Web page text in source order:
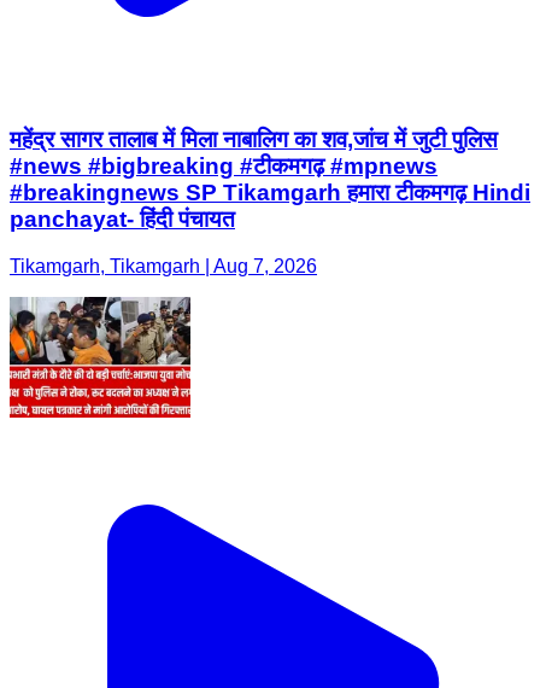
महेंद्र सागर तालाब में मिला नाबालिग का शव,जांच में जुटी पुलिस
#news #bigbreaking #टीकमगढ़ #mpnews
#breakingnews SP Tikamgarh हमारा टीकमगढ़ Hindi
panchayat- हिंदी पंचायत
Tikamgarh, Tikamgarh | Aug 7, 2026